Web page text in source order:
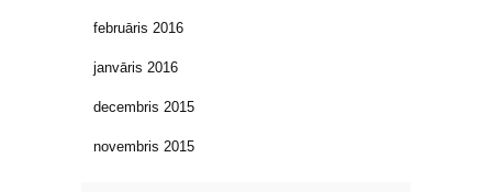
februāris 2016
janvāris 2016
decembris 2015
novembris 2015